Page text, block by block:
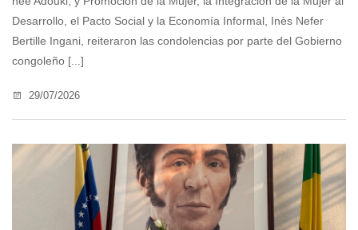
Desarrollo, el Pacto Social y la Economía Informal, Inès Nefer
Bertille Ingani, reiteraron las condolencias por parte del Gobierno
congoleño [...]
29/07/2026